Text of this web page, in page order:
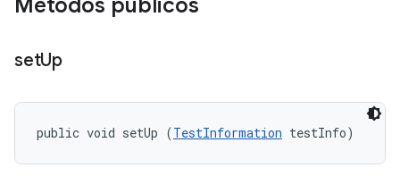
Métodos públicos
setUp
public void setUp (TestInformation testInfo)